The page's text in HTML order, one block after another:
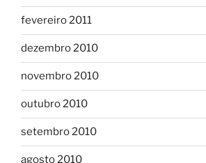
fevereiro 2011
dezembro 2010
novembro 2010
outubro 2010
setembro 2010
agosto 2010